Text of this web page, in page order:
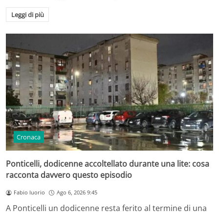
Leggi di più
Cronaca
Ponticelli, dodicenne accoltellato durante una lite: cosa
racconta davvero questo episodio
Fabio Iuorio Ago 6, 2026 9:45
A Ponticelli un dodicenne resta ferito al termine di una